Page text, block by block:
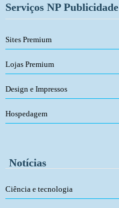
Serviços NP Publicidade
Sites Premium
Lojas Premium
Design e Impressos
Hospedagem
Notícias
Ciência e tecnologia